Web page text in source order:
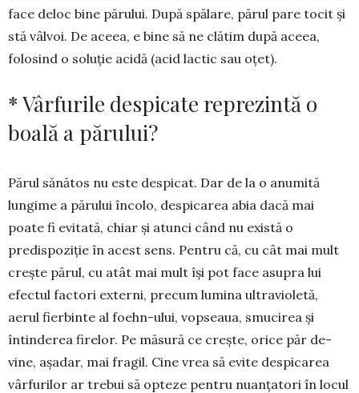
face deloc bine pă­rului. După spălare, părul pare tocit și
stă vâlvoi. De aceea, e bine să ne clă­tim după aceea,
folosind o soluție aci­dă (acid lactic sau oțet).
* Vârfurile despicate reprezintă o
boală a părului?
Părul sănătos nu este despicat. Dar de la o anumită
lungime a părului încolo, despicarea abia dacă mai
poate fi evitată, chiar și atunci când nu există o
predispoziție în acest sens. Pentru că, cu cât mai mult
crește părul, cu atât mai mult își pot face asupra lui
efectul factori externi, precum lumina ultravioletă,
aerul fier­binte al foehn-ului, vopseaua, smucirea și
întin­derea firelor. Pe măsură ce crește, orice păr de­
vine, așadar, mai fragil. Cine vrea să evite despi­carea
vârfurilor ar trebui să opteze pentru nuan­țatori în locul